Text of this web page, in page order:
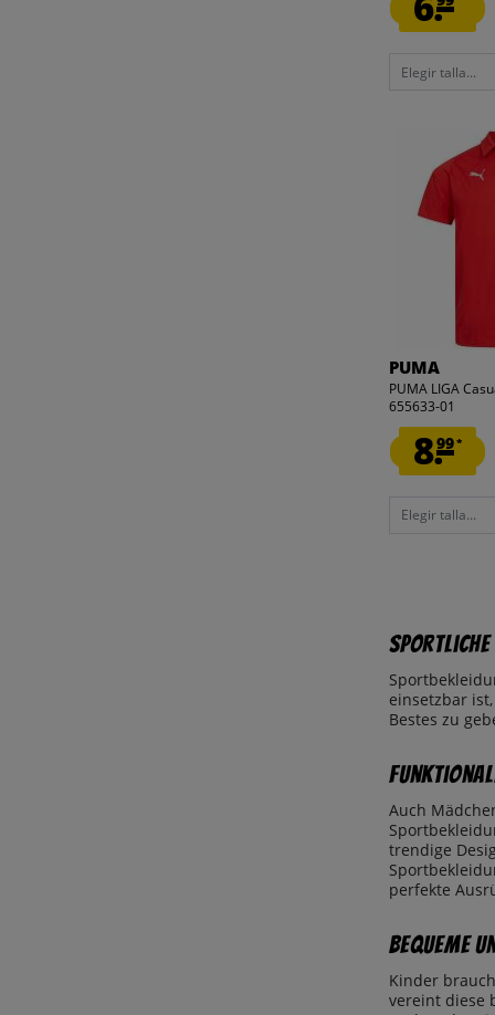
Elegir talla...
PUMA
PUMA LIGA
655633-01
8.99*
Elegir talla...
Sportliche
einsetzbar
Bestes zu
Auch
trendige
perfekte
Bequeme
Kinder
vereint diese